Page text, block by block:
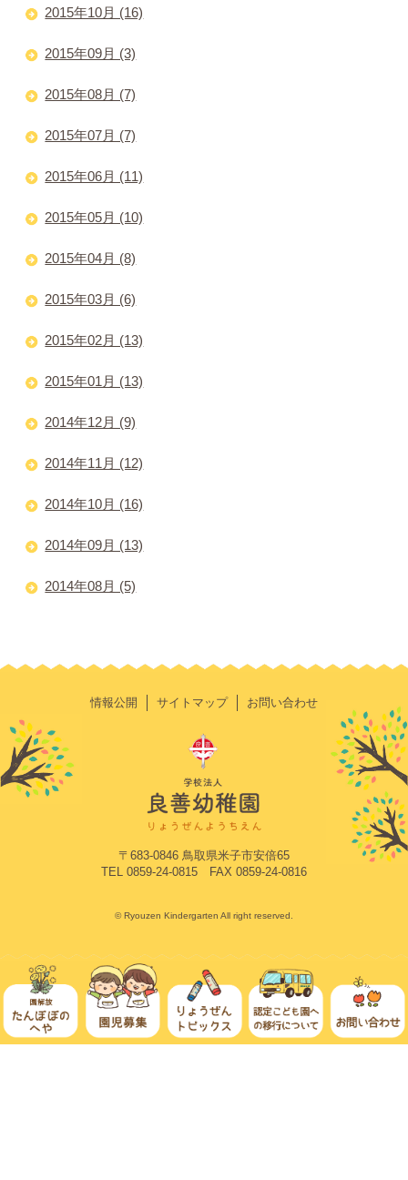
2015年10月 (16)
2015年09月 (3)
2015年08月 (7)
2015年07月 (7)
2015年06月 (11)
2015年05月 (10)
2015年04月 (8)
2015年03月 (6)
2015年02月 (13)
2015年01月 (13)
2014年12月 (9)
2014年11月 (12)
2014年10月 (16)
2014年09月 (13)
2014年08月 (5)
情報公開 サイトマップ お問い合わせ
〒683-0846 鳥取県米子市安倍65
TEL 0859-24-0815 FAX 0859-24-0816
© Ryouzen Kindergarten All right reserved.